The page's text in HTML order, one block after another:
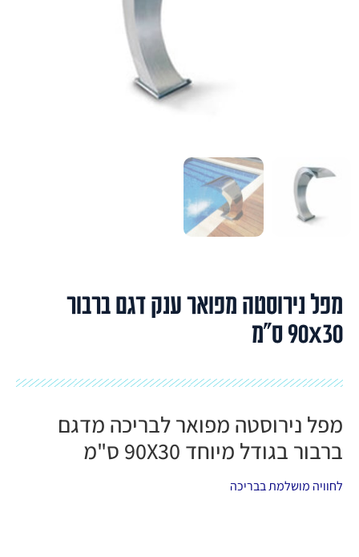
מפל נירוסטה מפואר ענק דגם ברבור
90X30 ס"מ
מפל נירוסטה מפואר לבריכה מדגם
ברבור בגודל מיוחד 90X30 ס"מ
לחוויה מושלמת בבריכה